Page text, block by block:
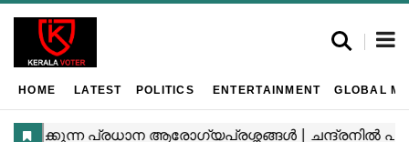
HOME LATEST POLITICS ENTERTAINMENT GLOBAL